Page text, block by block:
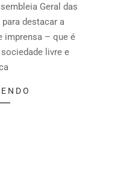
Geral das
destacar a
imprensa – que é
livre e